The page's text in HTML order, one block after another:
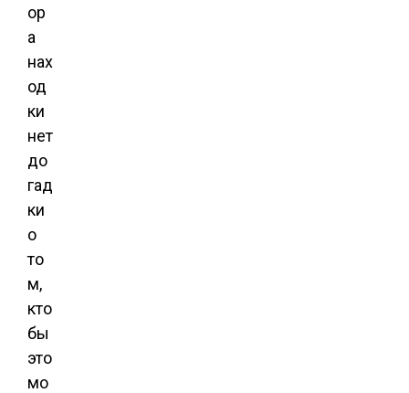
ор
а
нах
од
ки
нет
до
гад
ки
о
то
м,
кто
бы
это
мо